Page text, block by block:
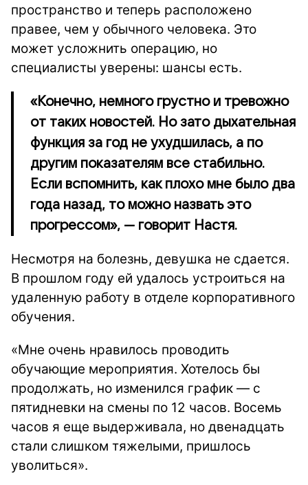
пространство и теперь расположено
правее, чем у обычного человека. Это
может усложнить операцию, но
специалисты уверены: шансы есть.
«Конечно, немного грустно и тревожно
от таких новостей. Но зато дыхательная
функция за год не ухудшилась, а по
другим показателям все стабильно.
Если вспомнить, как плохо мне было два
года назад, то можно назвать это
прогрессом», — говорит Настя.
Несмотря на болезнь, девушка не сдается.
В прошлом году ей удалось устроиться на
удаленную работу в отделе корпоративного
обучения.
«Мне очень нравилось проводить
обучающие мероприятия. Хотелось бы
продолжать, но изменился график — с
пятидневки на смены по 12 часов. Восемь
часов я еще выдерживала, но двенадцать
стали слишком тяжелыми, пришлось
уволиться».